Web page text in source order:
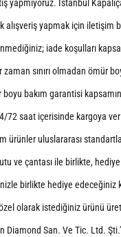
yapmıyoruz. İstanbul
alışveriş yapmak için
iade koşulları
zaman sınırı olmadan ömür
bakım garantisi
72 saat içerisinde kargoya
ürünler uluslararası
ve çantası ile birlikte,
birlikte hediye
olarak istediğiniz ürünü
Diamond San. Ve Tic. Ltd.